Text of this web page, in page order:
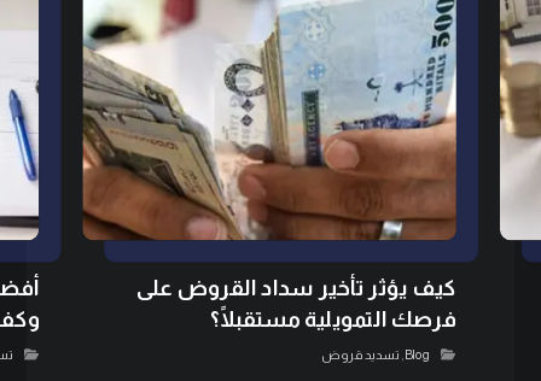
كيف يؤثر تأخير سداد القروض على
فرصك التمويلية مستقبلًا؟
Blog تسديد قروض